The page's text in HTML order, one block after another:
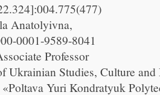
Anatolyivna,
0001-9589-8041
Professor
Ukrainian Studies, Culture
Yuri Kondratyuk